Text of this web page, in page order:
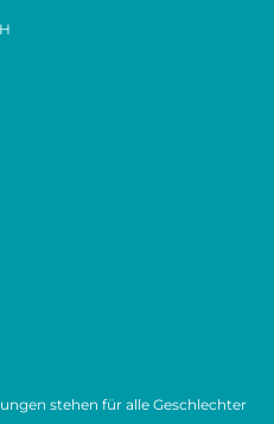
stehen für alle Geschlechter